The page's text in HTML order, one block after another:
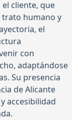
cliente, que
trato humano y
el
con
adaptándose
Su presencia
de Alicante
accesibilidad